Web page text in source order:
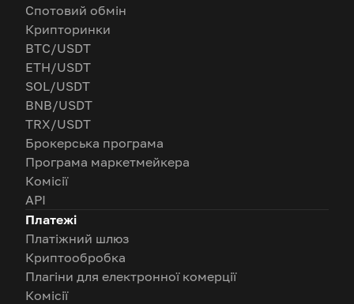
Спотовий обмін
Крипторинки
BTC/USDT
ETH/USDT
SOL/USDT
BNB/USDT
TRX/USDT
Брокерська програма
Програма маркетмейкера
Комісії
API
Платежі
Платіжний шлюз
Криптообробка
Плагіни для електронної комерції
Комісії